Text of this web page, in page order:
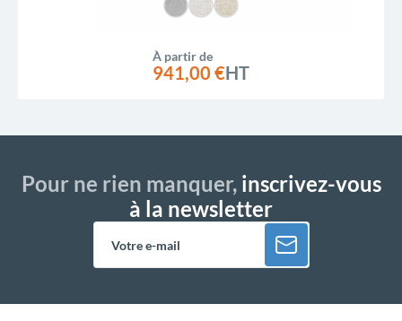
À partir de
941,00 €HT
Pour ne rien manquer,inscrivez-vous
à la newsletter